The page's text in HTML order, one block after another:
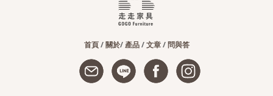
首頁/關於/產品/文章/問與答